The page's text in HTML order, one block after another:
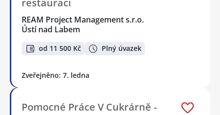
restauraci
REAM Project Management s.r.o.
Ústí nad Labem
od 11 500 Kč Plný úvazek
Zveřejněno: 7. ledna
Pomocné Práce V Cukrárně -